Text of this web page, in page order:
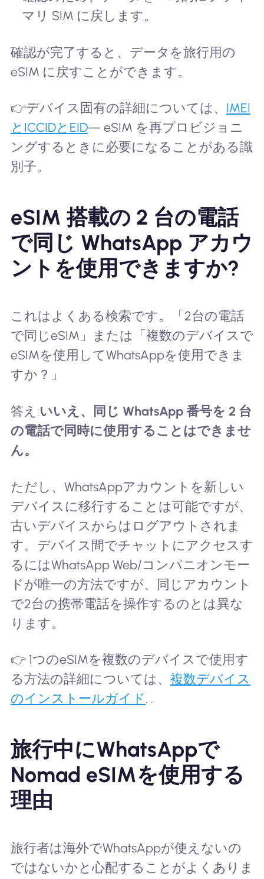
マリ SIM に戻します。
確認が完了すると、データを旅行用の
eSIM に戻すことができます。
👉デバイス固有の詳細については、 IMEI
とICCIDとEID— eSIM を再プロビジョニ
ングするときに必要になることがある識
別子。
eSIM 搭載の 2 台の電話
で同じ WhatsApp アカウ
ントを使用できますか?
これはよくある検索です。「2台の電話
で同じeSIM」または「複数のデバイスで
eSIMを使用してWhatsAppを使用できま
すか？」
答え:いいえ、同じ WhatsApp 番号を 2 台
の電話で同時に使用することはできませ
ん。
ただし、WhatsAppアカウントを新しい
デバイスに移行することは可能ですが、
古いデバイスからはログアウトされま
す。デバイス間でチャットにアクセスす
るにはWhatsApp Web/コンパニオンモー
ドが唯一の方法ですが、同じアカウント
で2台の携帯電話を操作するのとは異な
ります。
👉 1つのeSIMを複数のデバイスで使用す
る方法の詳細については、 複数デバイス
のインストールガイド . .
旅行中にWhatsAppで
Nomad eSIMを使用する
理由
旅行者は海外でWhatsAppが使えないの
ではないかと心配することがよくありま